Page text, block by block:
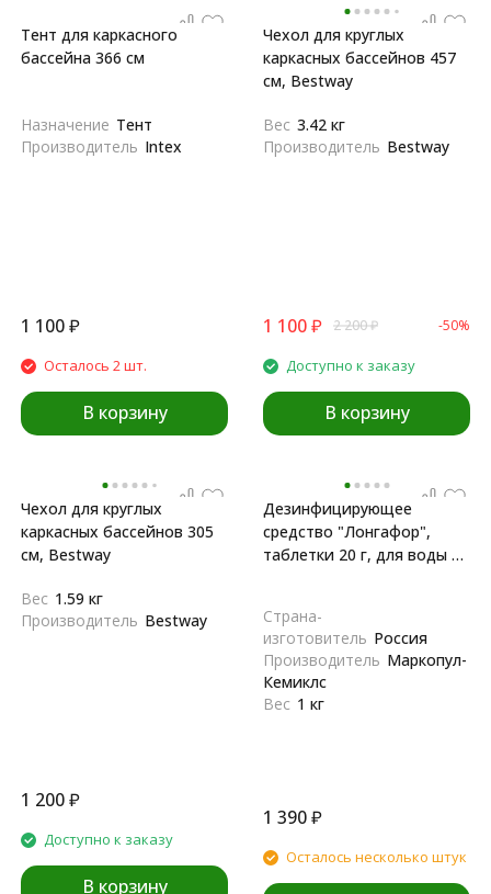
Тент для каркасного
бассейна 366 см
Назначение Тент
Производитель Intex
1 100₽
Осталось 2 шт.
В корзину
Чехол для круглых
каркасных бассейнов 457
см, Bestway
Вес 3.42 кг
Производитель Bestway
1 100₽ 2 200₽ -50%
Доступно к заказу
В корзину
Чехол для круглых
каркасных бассейнов 305
см, Bestway
Вес 1.59 кг
Производитель Bestway
1 200₽
Доступно к заказу
В корзину
Дезинфицирующее
средство "Лонгафор",
таблетки 20 г, для воды в
Страна-
изготовитель Россия
Производитель Маркопул-
Кемиклс
Вес 1 кг
1 390₽
Осталось несколько штук